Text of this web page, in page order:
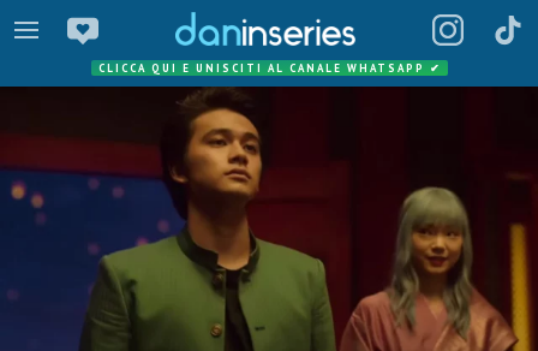
CLICCA QUI E UNISCITI AL CANALE WHATSAPP ✔